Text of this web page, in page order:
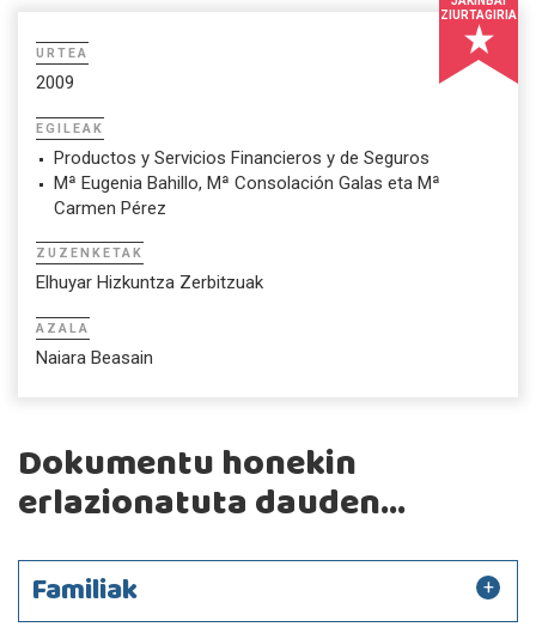
ZIURTAGIRIA
URTEA
2009
EGILEAK
Productos y Servicios Financieros y de Seguros
Mª Eugenia Bahillo, Mª Consolación Galas eta Mª
Carmen Pérez
ZUZENKETAK
Elhuyar Hizkuntza Zerbitzuak
AZALA
Naiara Beasain
Dokumentu honekin
erlazionatuta dauden...
Familiak